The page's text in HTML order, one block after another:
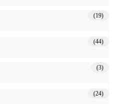
(19)
(44)
(3)
(24)